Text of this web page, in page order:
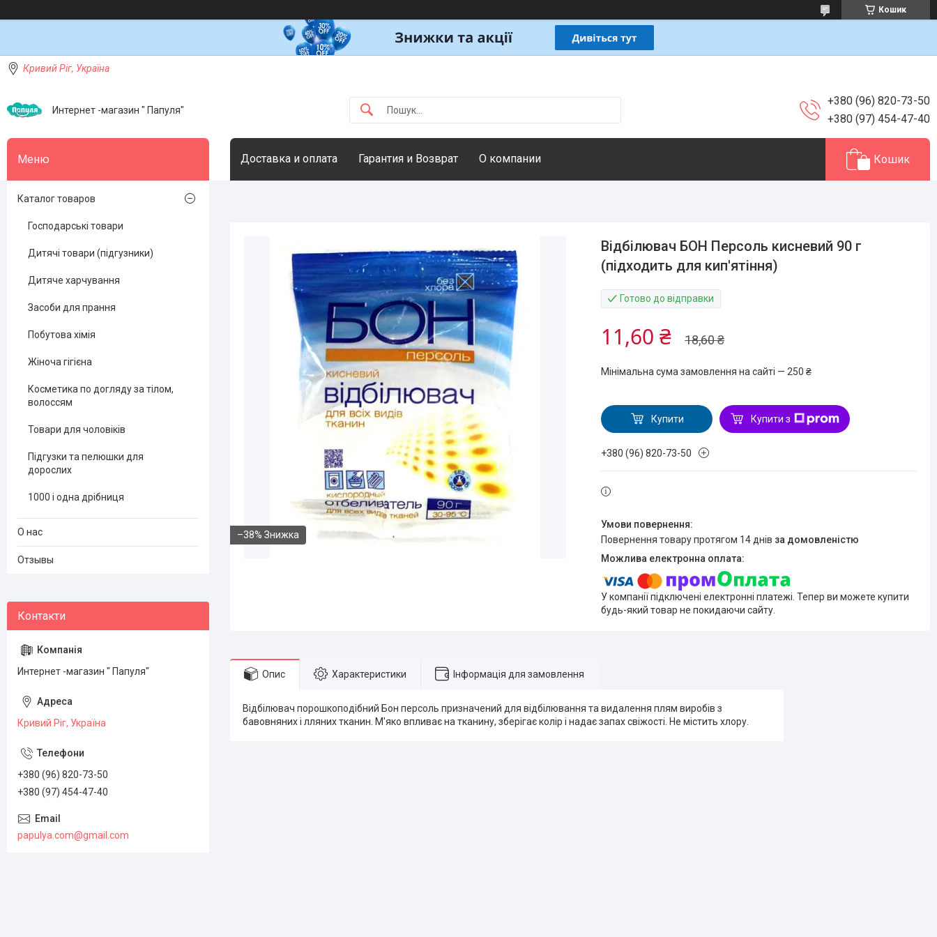
Кошик
Кривий Ріг, Україна
Интернет -магазин " Папуля"
+380 (96) 820-73-50
+380 (97) 454-47-40
Доставка и оплата Гарантия и Возврат О компании Кошик
–38%
Відбілювач БОН Персоль кисневий 90 г
(підходить для кип'ятіння)
Готово до відправки
18,60 ₴
11,60 ₴
Мінімальна сума замовлення на сайті — 250 ₴
Купити Купити з
+380 (96) 820-73-50
повернення товару протягом 14 днів за домовленістю
У компанії підключені електронні платежі. Тепер ви можете купити
будь-який товар не покидаючи сайту.
Опис Характеристики Інформація для замовлення
Відбілювач порошкоподібний Бон персоль призначений для відбілювання та видалення плям виробів з
бавовняних і лляних тканин. М'яко впливає на тканину, зберігає колір і надає запах свіжості. Не містить хлору.
Каталог товаров
Господарські товари
Дитячі товари (підгузники)
Дитяче харчування
Засоби для прання
Побутова хімія
Жіноча гігієна
Косметика по догляду за тілом,
волоссям
Товари для чоловіків
Підгузки та пелюшки для
дорослих
1000 і одна дрібниця
О нас
Отзывы
Интернет -магазин " Папуля"
Кривий Ріг, Україна
+380 (96) 820-73-50
+380 (97) 454-47-40
papulya.com@gmail.com